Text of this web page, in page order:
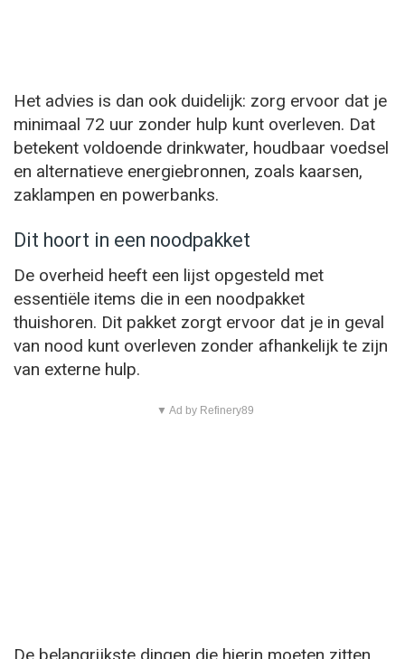
Het advies is dan ook duidelijk: zorg ervoor dat je
minimaal 72 uur zonder hulp kunt overleven. Dat
betekent voldoende drinkwater, houdbaar voedsel
en alternatieve energiebronnen, zoals kaarsen,
zaklampen en powerbanks.
Dit hoort in een noodpakket
De overheid heeft een lijst opgesteld met
essentiële items die in een noodpakket
thuishoren. Dit pakket zorgt ervoor dat je in geval
van nood kunt overleven zonder afhankelijk te zijn
van externe hulp.
▼ Ad by Refinery89
De belangrijkste dingen die hierin moeten zitten